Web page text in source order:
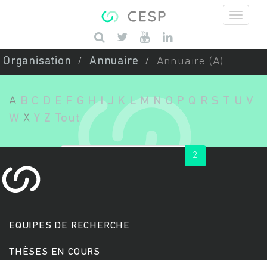
Saisissez vos mots-clés
Organisation Annuaire Annuaire (A)
A B C D E F G H I J K L M N O P Q R S T U V
W X Y Z Tout
2
EQUIPES DE RECHERCHE
THÈSES EN COURS